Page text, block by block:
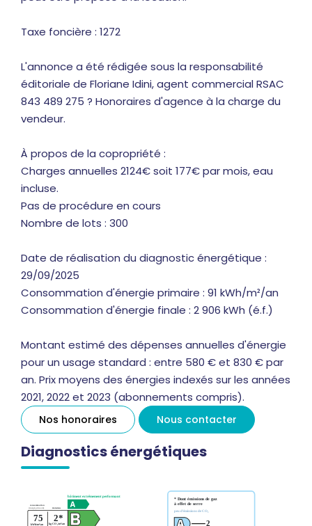
Taxe foncière : 1272
L'annonce a été rédigée sous la responsabilité
éditoriale de Floriane Idini, agent commercial RSAC
843 489 275 ? Honoraires d'agence à la charge du
vendeur.
À propos de la copropriété :
Charges annuelles 2124€ soit 177€ par mois, eau
incluse.
Pas de procédure en cours
Nombre de lots : 300
Date de réalisation du diagnostic énergétique :
29/09/2025
Consommation d'énergie primaire : 91 kWh/m²/an
Consommation d'énergie finale : 2 906 kWh (é.f.)
Montant estimé des dépenses annuelles d'énergie
pour un usage standard : entre 580 € et 830 € par
an. Prix moyens des énergies indexés sur les années
2021, 2022 et 2023 (abonnements compris).
Nos honoraires Nous contacter
Diagnostics énergétiques